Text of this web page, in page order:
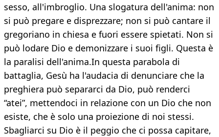
sesso, all'imbroglio. Una slogatura dell'anima: non
si può pregare e disprezzare; non si può cantare il
gregoriano in chiesa e fuori essere spietati. Non si
può lodare Dio e demonizzare i suoi figli. Questa è
la paralisi dell'anima.In questa parabola di
battaglia, Gesù ha l'audacia di denunciare che la
preghiera può separarci da Dio, può renderci
“atei”, mettendoci in relazione con un Dio che non
esiste, che è solo una proiezione di noi stessi.
Sbagliarci su Dio è il peggio che ci possa capitare,